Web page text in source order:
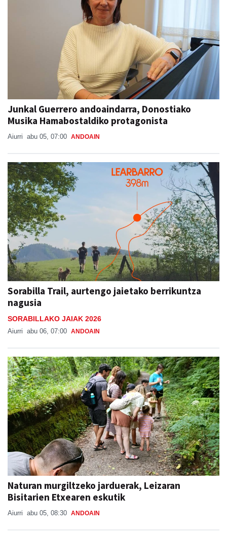
Junkal Guerrero andoaindarra, Donostiako
Musika Hamabostaldiko protagonista
Aiurri abu 05, 07:00 ANDOAIN
Sorabilla Trail, aurtengo jaietako berrikuntza
nagusia
SORABILLAKO JAIAK 2026
Aiurri abu 06, 07:00 ANDOAIN
Naturan murgiltzeko jarduerak, Leizaran
Bisitarien Etxearen eskutik
Aiurri abu 05, 08:30 ANDOAIN